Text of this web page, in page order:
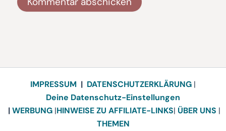
IMPRESSUM | DATENSCHUTZERKLÄRUNG |
Deine Datenschutz-Einstellungen
|WERBUNG |HINWEISE ZU AFFILIATE-LINKS| ÜBER UNS |
THEMEN